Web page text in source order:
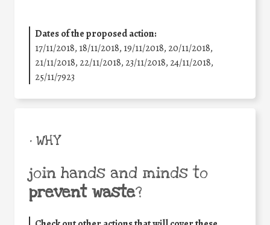
Dates of the proposed action:
17/11/2018, 18/11/2018, 19/11/2018, 20/11/2018,
21/11/2018, 22/11/2018, 23/11/2018, 24/11/2018,
25/11/7923
• WHY
join hands and minds to
prevent waste?